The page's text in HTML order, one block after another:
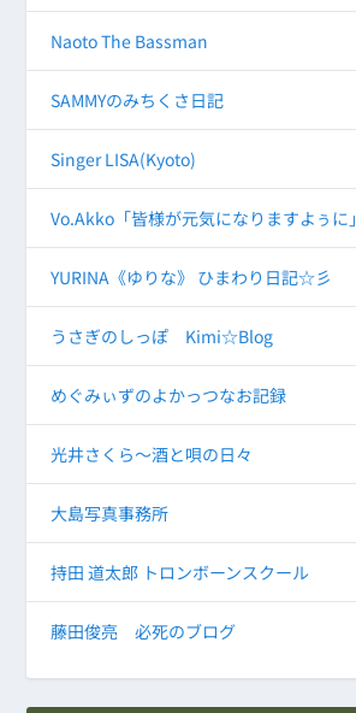
Naoto The Bassman
SAMMYのみちくさ日記
Singer LISA(Kyoto)
Vo.Akko「皆様が元気になりますよぅに」
YURINA《ゆりな》 ひまわり日記☆彡
うさぎのしっぽ Kimi☆Blog
めぐみぃずのよかっつなお記録
光井さくら～酒と唄の日々
大島写真事務所
持田 道太郎 トロンボーンスクール
藤田俊亮 必死のブログ